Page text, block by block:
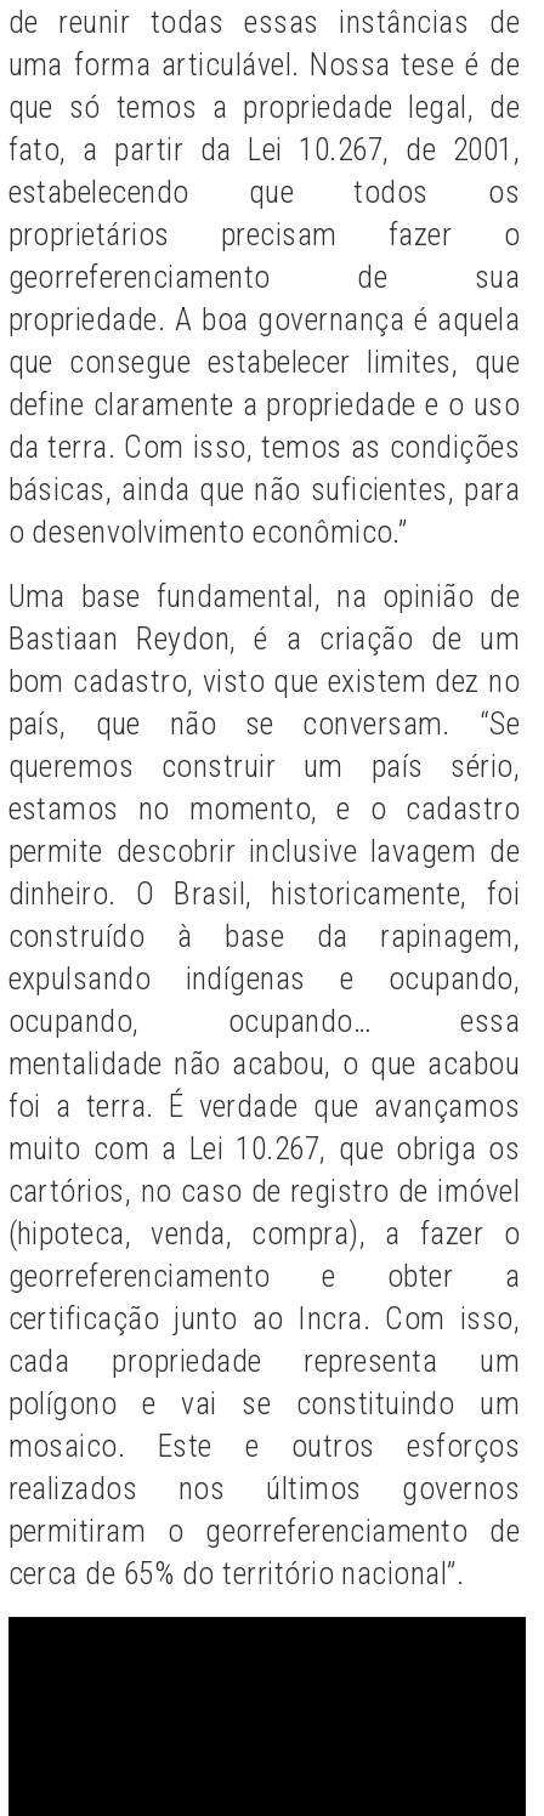
de reunir todas essas instâncias de
uma forma articulável. Nossa tese é de
que só temos a propriedade legal, de
fato, a partir da Lei 10.267, de 2001,
estabelecendo que todos os
proprietários precisam fazer o
georreferenciamento de sua
propriedade. A boa governança é aquela
que consegue estabelecer limites, que
define claramente a propriedade e o uso
da terra. Com isso, temos as condições
básicas, ainda que não suficientes, para
o desenvolvimento econômico.”
Uma base fundamental, na opinião de
Bastiaan Reydon, é a criação de um
bom cadastro, visto que existem dez no
país, que não se conversam. “Se
queremos construir um país sério,
estamos no momento, e o cadastro
permite descobrir inclusive lavagem de
dinheiro. O Brasil, historicamente, foi
construído à base da rapinagem,
expulsando indígenas e ocupando,
ocupando, ocupando… essa
mentalidade não acabou, o que acabou
foi a terra. É verdade que avançamos
muito com a Lei 10.267, que obriga os
cartórios, no caso de registro de imóvel
(hipoteca, venda, compra), a fazer o
georreferenciamento e obter a
certificação junto ao Incra. Com isso,
cada propriedade representa um
polígono e vai se constituindo um
mosaico. Este e outros esforços
realizados nos últimos governos
permitiram o georreferenciamento de
cerca de 65% do território nacional”.